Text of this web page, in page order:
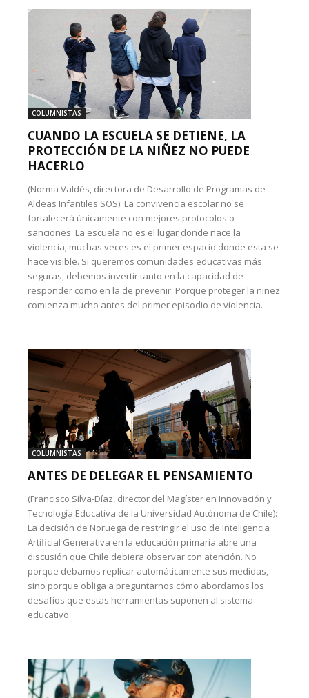
COLUMNISTAS
CUANDO LA ESCUELA SE DETIENE, LA
PROTECCIÓN DE LA NIÑEZ NO PUEDE
HACERLO
(Norma Valdés, directora de Desarrollo de Programas de
Aldeas Infantiles SOS): La convivencia escolar no se
fortalecerá únicamente con mejores protocolos o
sanciones. La escuela no es el lugar donde nace la
violencia; muchas veces es el primer espacio donde esta se
hace visible. Si queremos comunidades educativas más
seguras, debemos invertir tanto en la capacidad de
responder como en la de prevenir. Porque proteger la niñez
comienza mucho antes del primer episodio de violencia.
COLUMNISTAS
ANTES DE DELEGAR EL PENSAMIENTO
(Francisco Silva-Díaz, director del Magíster en Innovación y
Tecnología Educativa de la Universidad Autónoma de Chile):
La decisión de Noruega de restringir el uso de Inteligencia
Artificial Generativa en la educación primaria abre una
discusión que Chile debiera observar con atención. No
porque debamos replicar automáticamente sus medidas,
sino porque obliga a preguntarnos cómo abordamos los
desafíos que estas herramientas suponen al sistema
educativo.